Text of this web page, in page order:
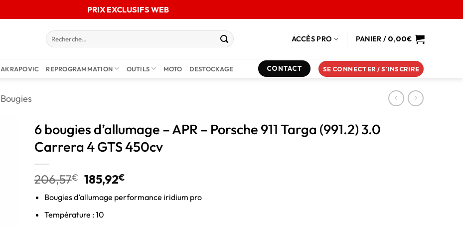
PRIX EXCLUSIFS WEB
ACCÈS PRO PANIER / 0,00€
AKRAPOVIC REPROGRAMMATION OUTILS MOTO DESTOCKAGE CONTACT SE CONNECTER / S’INSCRIRE
Bougies
6 bougies d’allumage – APR – Porsche 911 Targa (991.2) 3.0
Carrera 4 GTS 450cv
206,57€ 185,92€
Bougies d’allumage performance iridium pro
Température : 10